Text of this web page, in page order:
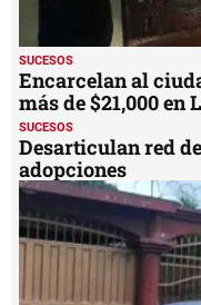
A prisión 7 sujetos